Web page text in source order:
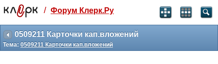
Святые угодники, Клерк без рекламы
прекрасен:)
месяц
/ Форум Клерк.Ру
0509211 Карточки кап.вложений
Тема: 0509211 Карточки кап.вложений